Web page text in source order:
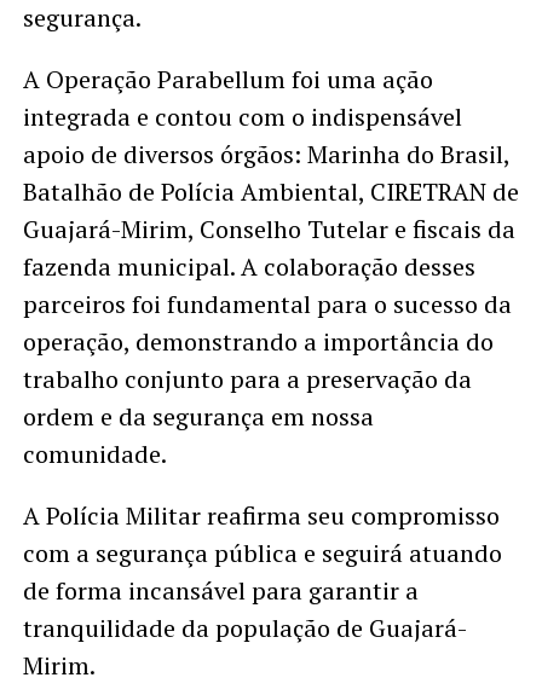
segurança.
A Operação Parabellum foi uma ação
integrada e contou com o indispensável
apoio de diversos órgãos: Marinha do Brasil,
Batalhão de Polícia Ambiental, CIRETRAN de
Guajará-Mirim, Conselho Tutelar e fiscais da
fazenda municipal. A colaboração desses
parceiros foi fundamental para o sucesso da
operação, demonstrando a importância do
trabalho conjunto para a preservação da
ordem e da segurança em nossa
comunidade.
A Polícia Militar reafirma seu compromisso
com a segurança pública e seguirá atuando
de forma incansável para garantir a
tranquilidade da população de Guajará-
Mirim.